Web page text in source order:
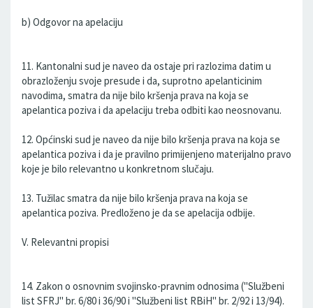
b) Odgovor na apelaciju
11. Kantonalni sud je naveo da ostaje pri razlozima datim u
obrazloženju svoje presude i da, suprotno apelanticinim
navodima, smatra da nije bilo kršenja prava na koja se
apelantica poziva i da apelaciju treba odbiti kao neosnovanu.
12. Općinski sud je naveo da nije bilo kršenja prava na koja se
apelantica poziva i da je pravilno primijenjeno materijalno pravo
koje je bilo relevantno u konkretnom slučaju.
13. Tužilac smatra da nije bilo kršenja prava na koja se
apelantica poziva. Predloženo je da se apelacija odbije.
V. Relevantni propisi
14. Zakon o osnovnim svojinsko-pravnim odnosima ("Službeni
list SFRJ" br. 6/80 i 36/90 i "Službeni list RBiH" br. 2/92 i 13/94).